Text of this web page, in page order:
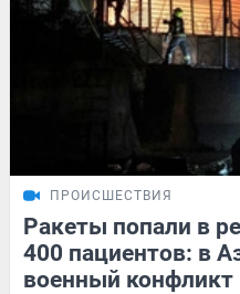
ПРОИСШЕСТВИЯ
Ракеты попали в
400 пациентов: в
военный конфликт